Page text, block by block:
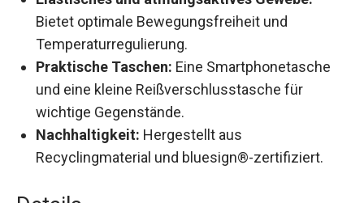
Elastisches und atmungsaktives Gewebe:
Bietet optimale Bewegungsfreiheit und
Temperaturregulierung.
Praktische Taschen: Eine Smartphonetasche
und eine kleine Reißverschlusstasche für
wichtige Gegenstände.
Nachhaltigkeit: Hergestellt aus
Recyclingmaterial und bluesign®-zertifiziert.